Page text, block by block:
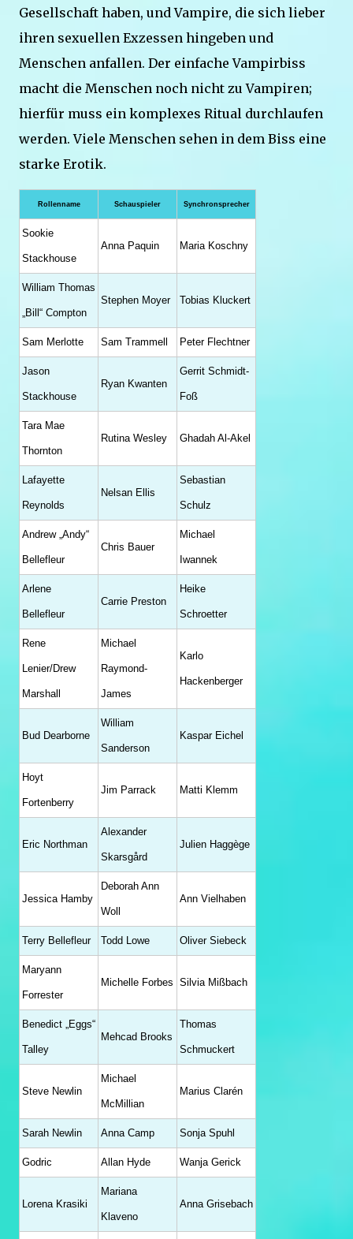
Gesellschaft haben, und Vampire, die sich lieber
ihren sexuellen Exzessen hingeben und
Menschen anfallen. Der einfache Vampirbiss
macht die Menschen noch nicht zu Vampiren;
hierfür muss ein komplexes Ritual durchlaufen
werden. Viele Menschen sehen in dem Biss eine
starke Erotik.
Rollenname Schauspieler Synchronsprecher
Sookie
Stackhouse
Anna Paquin Maria Koschny
William Thomas
„Bill“ Compton
Stephen Moyer Tobias Kluckert
Sam Merlotte Sam Trammell Peter Flechtner
Jason
Stackhouse
Ryan Kwanten
Gerrit Schmidt-
Foß
Tara Mae
Thornton
Rutina Wesley Ghadah Al-Akel
Lafayette
Reynolds
Nelsan Ellis
Sebastian
Schulz
Andrew „Andy“
Bellefleur
Chris Bauer
Michael
Iwannek
Arlene
Bellefleur
Carrie Preston
Heike
Schroetter
Rene
Lenier/Drew
Marshall
Michael
Raymond-
James
Karlo
Hackenberger
Bud Dearborne
William
Sanderson
Kaspar Eichel
Hoyt
Fortenberry
Jim Parrack Matti Klemm
Eric Northman
Alexander
Skarsgård
Julien Haggège
Jessica Hamby
Deborah Ann
Woll
Ann Vielhaben
Terry Bellefleur Todd Lowe Oliver Siebeck
Maryann
Forrester
Michelle Forbes Silvia Mißbach
Benedict „Eggs“
Talley
Mehcad Brooks
Thomas
Schmuckert
Steve Newlin
Michael
McMillian
Marius Clarén
Sarah Newlin Anna Camp Sonja Spuhl
Godric Allan Hyde Wanja Gerick
Lorena Krasiki
Mariana
Klaveno
Anna Grisebach